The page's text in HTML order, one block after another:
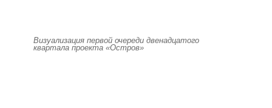
Визуализация первой очереди двенадцатого
квартала проекта «Остров»